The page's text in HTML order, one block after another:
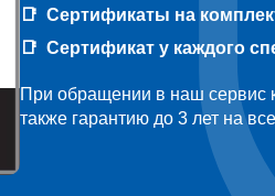
Сертификаты на
Сертификат у каждого
При обращении в наш сервис
также гарантию до 3 лет на